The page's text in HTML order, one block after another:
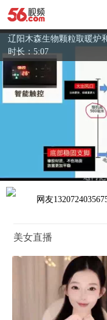
辽阳木森生物颗粒取暖炉
时长：5:07
网友
美女直播